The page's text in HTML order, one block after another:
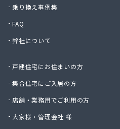
(株)佐藤ガスサービス
(株)三友
(株)山本商店
(株)山本松五郎商店
(株)志方商事
(株)紙透商店
乗り換え事例集
FAQ
弊社について
戸建住宅にお住まいの方
集合住宅にご入居の方
店舗・業務用でご利用の方
大家様・管理会社 様